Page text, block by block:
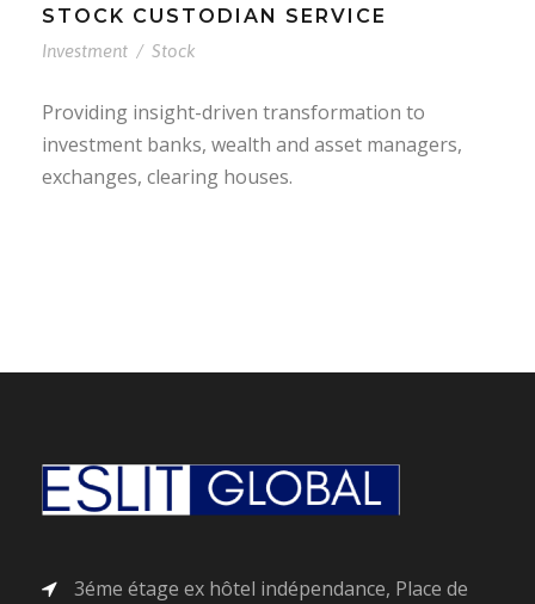
STOCK CUSTODIAN SERVICE
Investment / Stock
Providing insight-driven transformation to
investment banks, wealth and asset managers,
exchanges, clearing houses.
3éme étage ex hôtel indépendance, Place de